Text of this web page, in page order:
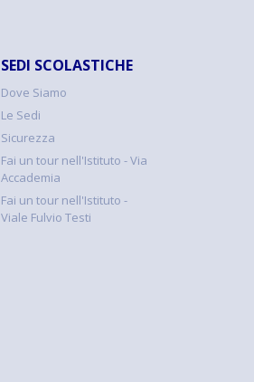
SEDI SCOLASTICHE
Dove Siamo
Le Sedi
Sicurezza
Fai un tour nell'Istituto - Via
Accademia
Fai un tour nell'Istituto -
Viale Fulvio Testi